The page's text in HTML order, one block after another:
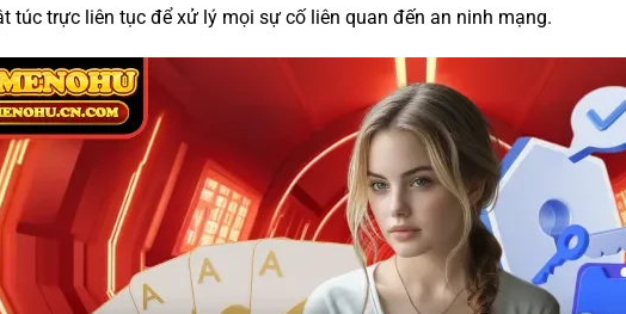
túc trực liên tục để xử lý mọi sự cố liên quan đến an ninh mạng.